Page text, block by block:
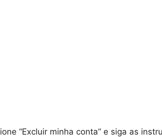
“Excluir minha conta” e siga as